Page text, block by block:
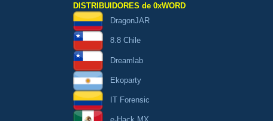
DISTRIBUIDORES de 0xWORD
DragonJAR
8.8 Chile
Dreamlab
Ekoparty
IT Forensic